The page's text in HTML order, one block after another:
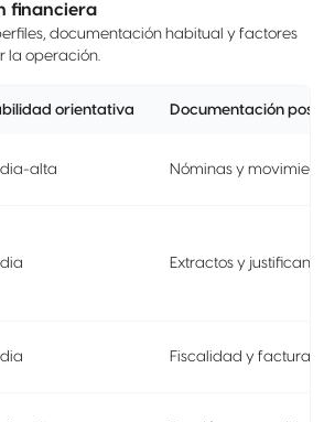
financiera
documentación habitual y factores
la operación.
orientativa Documentación
alta Nóminas y
Extractos y
Fiscalidad y facturas